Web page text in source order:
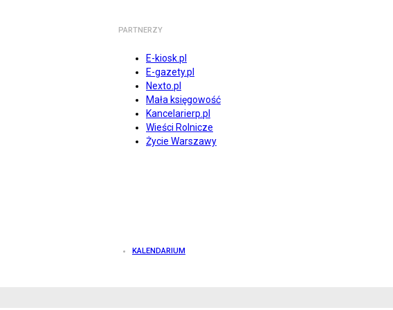
PARTNERZY
E-kiosk.pl
E-gazety.pl
Nexto.pl
Mała księgowość
Kancelarierp.pl
Wieści Rolnicze
Życie Warszawy
KALENDARIUM